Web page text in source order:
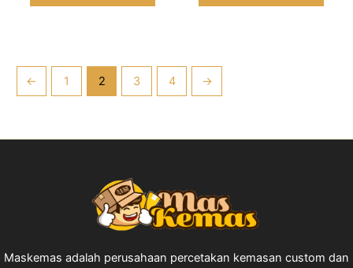
← 1 2 3 4 →
Maskemas adalah perusahaan percetakan kemasan custom dan